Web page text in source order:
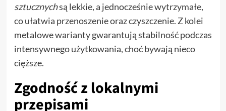
sztucznychsą lekkie, a jednocześnie wytrzymałe,
co ułatwia przenoszenie oraz czyszczenie. Z kolei
metalowe warianty gwarantują stabilność podczas
intensywnego użytkowania, choć bywają nieco
cięższe.
Zgodność z lokalnymi
przepisami